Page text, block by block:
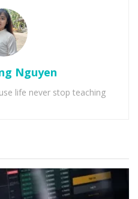
Nguyen
life never stop teaching